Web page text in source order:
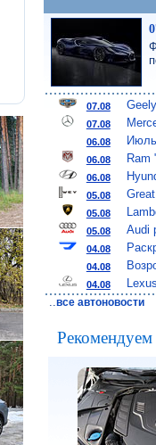
07.08
07.08
06.08
06.08 Ram
06.08
05.08
05.08
05.08 Audi
04.08
04.08
04.08
..все автоновости
Рекомендуем